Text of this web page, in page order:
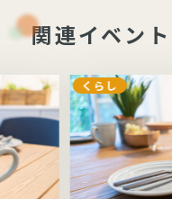
関連イベント
くらし